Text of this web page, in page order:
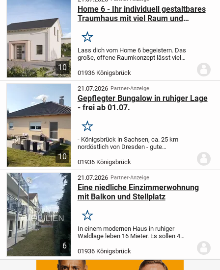
10
Home 6 - Ihr individuell gestaltbares
Traumhaus mit viel Raum und
Merken
Lass dich vom Home 6 begeistern. Das
große, offene Raumkonzept lässt viel
zu verwirklichen. Das Erdgeschoss bildet
eine kombinierte Einheit aus
Wohnbereich,...
01936 Königsbrück
10
21.07.2026 Partner-Anzeige
Gepflegter Bungalow in ruhiger Lage
- frei ab 01.07.
Merken
- Königsbrück in Sachsen, ca. 25 km
nordöstlich von Dresden - gute
BAB 4 und BAB 13 jeweils in ca. 12 km
Entfernung - infrastrukturell sehr gut
erschlossen,...
01936 Königsbrück
6
21.07.2026 Partner-Anzeige
Eine niedliche Einzimmerwohnung
mit Balkon und Stellplatz
Merken
In einem modernen Haus in ruhiger
Waldlage leben 16 Mieter. Es sollen 4
Stellplatz verkauft werden. Alle
Wohnungen haben Balkon und Stellplatz
sowie ein Kellerabteil....
01936 Königsbrück